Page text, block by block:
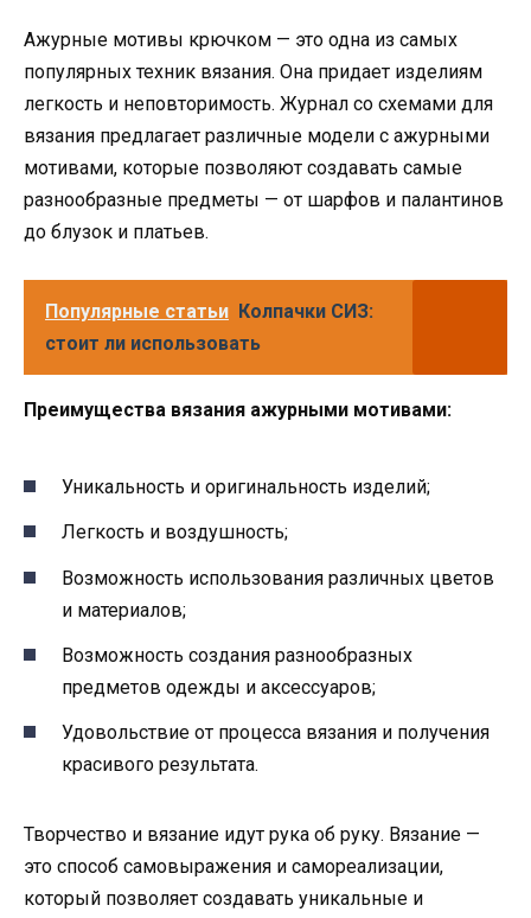
Ажурные мотивы крючком — это одна из самых
популярных техник вязания. Она придает изделиям
легкость и неповторимость. Журнал со схемами для
вязания предлагает различные модели с ажурными
мотивами, которые позволяют создавать самые
разнообразные предметы — от шарфов и палантинов
до блузок и платьев.
Популярные статьи Колпачки СИЗ:
стоит ли использовать
Преимущества вязания ажурными мотивами:
Уникальность и оригинальность изделий;
Легкость и воздушность;
Возможность использования различных цветов
и материалов;
Возможность создания разнообразных
предметов одежды и аксессуаров;
Удовольствие от процесса вязания и получения
красивого результата.
Творчество и вязание идут рука об руку. Вязание —
это способ самовыражения и самореализации,
который позволяет создавать уникальные и